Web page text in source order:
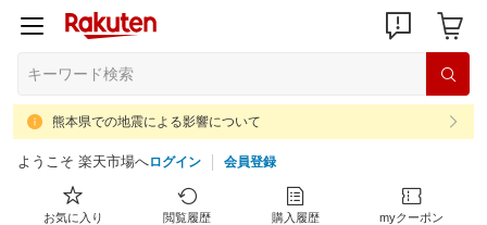
熊本県での地震による影響について
ようこそ 楽天市場へログイン 会員登録
お気に入り 閲覧履歴 購入履歴 myクーポン